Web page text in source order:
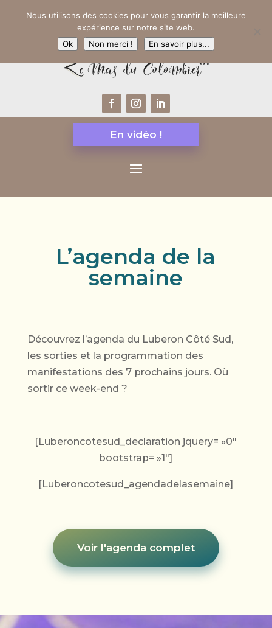
En vidéo !
L’agenda de la
semaine
Découvrez l’agenda du Luberon Côté Sud,
les sorties et la programmation des
manifestations des 7 prochains jours. Où
sortir ce week-end ?
[Luberoncotesud_declaration jquery= »0″
bootstrap= »1″]
[Luberoncotesud_agendadelasemaine]
Voir l'agenda complet
Nous utilisons des cookies pour vous garantir la meilleure
expérience sur notre site web.
Ok
Non merci ! En savoir plus...